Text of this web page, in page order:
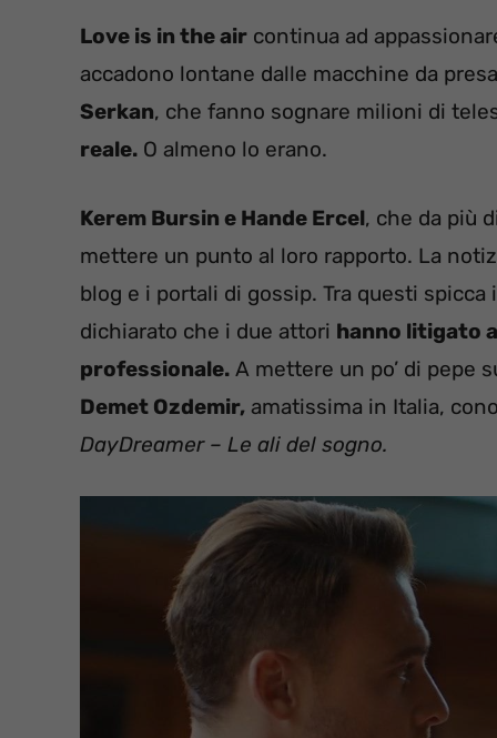
Love is in the air continua ad
accadono lontane dalle macchine da
Serkan, che fanno sognare milioni di
reale. O almeno lo erano.
Kerem Bursin e Hande Ercel, che da più
mettere un punto al loro rapporto. La
blog e i portali di gossip. Tra questi spicca
dichiarato che i due attori hanno litigato
professionale. A mettere un po’ di pepe
Demet Ozdemir, amatissima in Italia,
DayDreamer – Le ali del sogno.